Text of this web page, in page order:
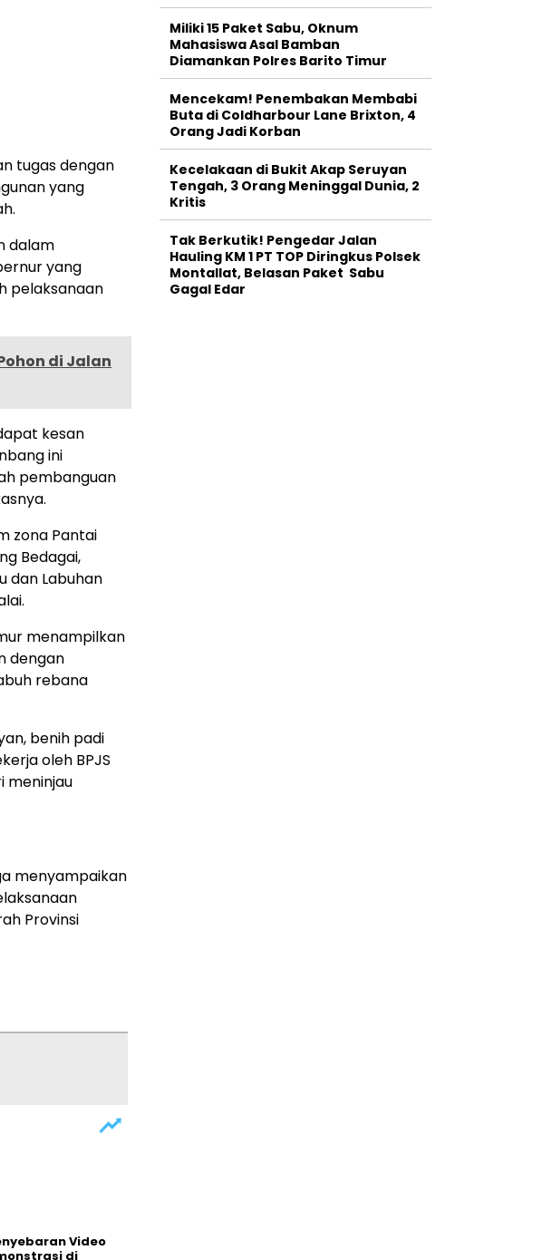
tugas dengan
yang
dalam
yang
pelaksanaan
di Jalan
kesan
ini
pembanguan
zona Pantai
Bedagai,
dan Labuhan
menampilkan
dengan
rebana
benih padi
oleh BPJS
meninjau
menyampaikan
Provinsi
Video
di
Miliki 15 Paket Sabu, Oknum
Mahasiswa Asal Bamban
Diamankan Polres Barito Timur
Mencekam! Penembakan Membabi
Buta di Coldharbour Lane Brixton, 4
Orang Jadi Korban
Kecelakaan di Bukit Akap Seruyan
Tengah, 3 Orang Meninggal Dunia, 2
Kritis
Tak Berkutik! Pengedar Jalan
Hauling KM 1 PT TOP Diringkus Polsek
Montallat, Belasan Paket Sabu
Gagal Edar